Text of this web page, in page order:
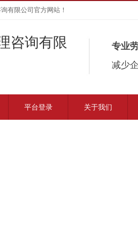
有限公司官方网站！
专业
减少
平台登录 关于我们